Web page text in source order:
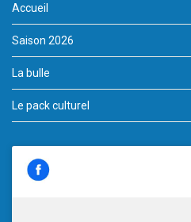
Accueil
Saison 2026
La bulle
Le pack culturel